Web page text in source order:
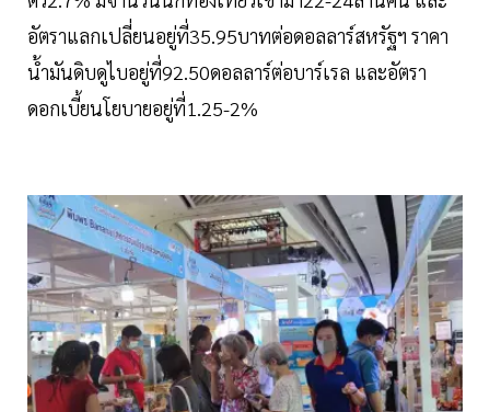
อัตราแลกเปลี่ยนอยู่ที่35.95บาทต่อดอลลาร์สหรัฐฯ ราคา
น้ำมันดิบดูไบอยู่ที่92.50ดอลลาร์ต่อบาร์เรล และอัตรา
ดอกเบี้ยนโยบายอยู่ที่1.25-2%